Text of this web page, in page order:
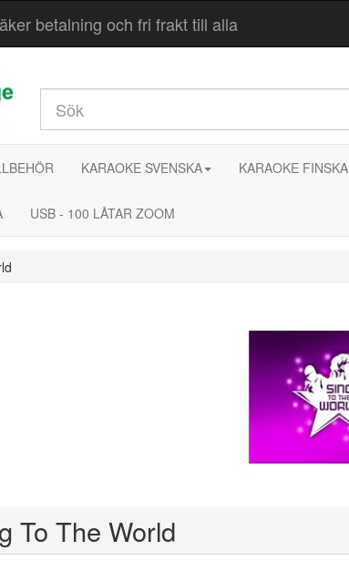
betalning och fri frakt till alla
KARAOKE SVENSKA KARAOKE FINSKA
USB - 100 LÅTAR ZOOM
To The World